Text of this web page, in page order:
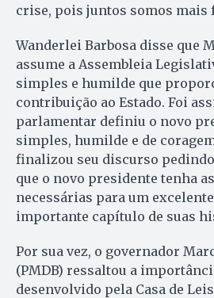
crise, pois juntos somos mais
Wanderlei Barbosa disse que
assume a Assembleia
simples e humilde que
contribuição ao Estado. Foi
parlamentar definiu o novo
simples, humilde e de
finalizou seu discurso
que o novo presidente tenha
necessárias para um
importante capítulo de suas
Por sua vez, o governador
(PMDB) ressaltou a
desenvolvido pela Casa de